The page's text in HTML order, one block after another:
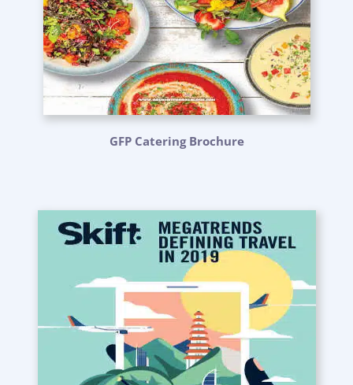
GFP Catering Brochure